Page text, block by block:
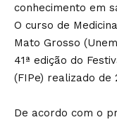
conhecimento em
O curso de
Mato Grosso
41ª edição do
(FIPe) realizado de
De acordo com o